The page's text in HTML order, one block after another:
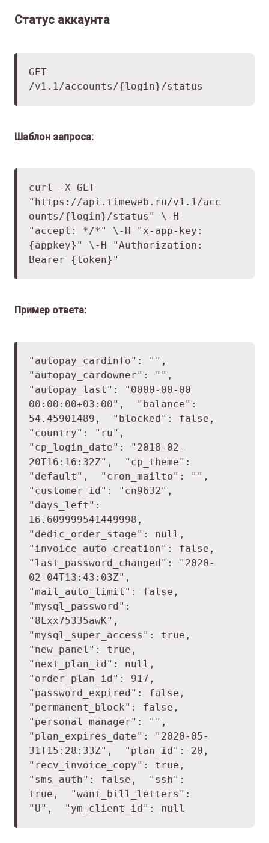
Статус аккаунта
GET
/v1.1/accounts/{login}/status
Шаблон запроса:
curl -X GET
" https://api.timeweb.ru/v1.1/acc
ounts/{login}/status" \ -H
"accept: */*" \ -H "x-app-key:
{appkey}" \ -H "Authorization:
Bearer {token}"
Пример ответа:
"autopay_cardinfo": "",
"autopay_cardowner": "",
"autopay_last": "0000-00-00
00:00:00+03:00",
"balance":
54.45901489,
"blocked": false,
"country": "ru",
"cp_login_date": "2018-02-
20T16:16:32Z",
"cp_theme":
"default",
"cron_mailto": "",
"customer_id": "cn9632",
"days_left":
16.609999541449998,
"dedic_order_stage": null,
"invoice_auto_creation": false,
"last_password_changed": "2020-
02-04T13:43:03Z",
"mail_auto_limit": false,
"mysql_password":
"8Lxx75335awK",
"mysql_super_access": true,
"new_panel": true,
"next_plan_id": null,
"order_plan_id": 917,
"password_expired": false,
"permanent_block": false,
"personal_manager": "",
"plan_expires_date": "2020-05-
31T15:28:33Z",
"plan_id": 20,
"recv_invoice_copy": true,
"sms_auth": false,
"ssh":
true,
"want_bill_letters":
"U",
"ym_client_id": null